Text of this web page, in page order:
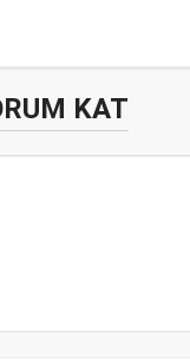
KAT